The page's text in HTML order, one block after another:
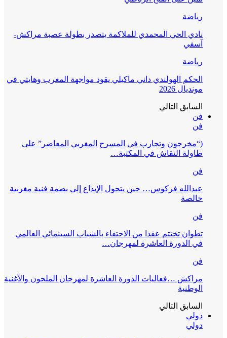
رياضة
نادي الحي المحمدي للملاكمة يتصدر بطولة عصبة مراكش-
آسفي
رياضة
الحكم الهولندي داني ماكيلي يقود مواجهة المغرب وهايتي في
مونديال 2026
السابق التالي
فن
فن
(“مخرجون وتجارب في المسرح المغربي المعاصر” على
طاولة النقاش في المكتبة…
فن
عبدالله فركوس… حين يتحول الإبداع إلى بصمة فنية مغربية
خالصة
فن
تطوان تختتم عقدا من الاحتفاء بالشباب السينمائي العالمي
في الدورة العاشرة لمهرجان…
فن
مراكش …فعاليات الدورة العاشرة لمهرجان الملحون والأغنية
الوطنية
السابق التالي
دولي
دولي